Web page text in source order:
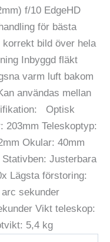
f/10 EdgeHD
för bästa
bild över hela
Inbyggd fläkt
varm luft bakom
användas mellan
Optisk
203mm Teleskoptyp:
Okular: 40mm
Justerbara
Lägsta förstoring:
sekunder
Vikt teleskop:
5,4 kg